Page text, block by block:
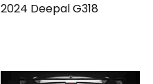
2024 Deepal G318